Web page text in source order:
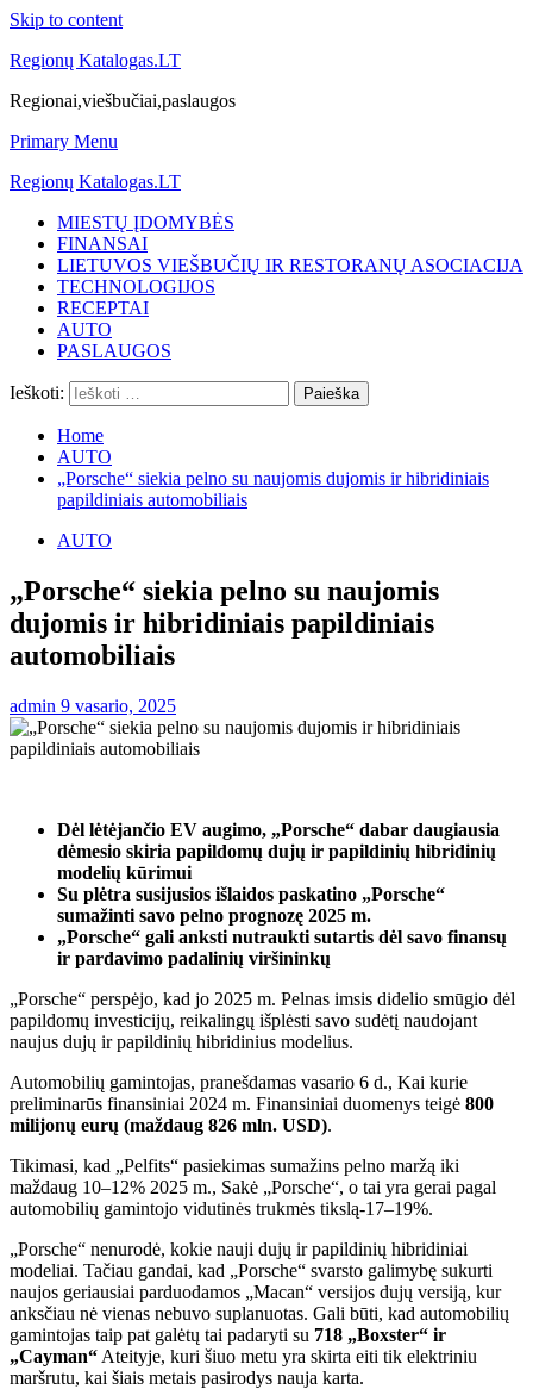
Skip to content
Regionų Katalogas.LT
Regionai,viešbučiai,paslaugos
Primary Menu
Regionų Katalogas.LT
MIESTŲ ĮDOMYBĖS
FINANSAI
LIETUVOS VIEŠBUČIŲ IR RESTORANŲ ASOCIACIJA
TECHNOLOGIJOS
RECEPTAI
AUTO
PASLAUGOS
Ieškoti:
Home
AUTO
„Porsche“ siekia pelno su naujomis dujomis ir hibridiniais
papildiniais automobiliais
AUTO
„Porsche“ siekia pelno su naujomis
dujomis ir hibridiniais papildiniais
automobiliais
admin 9 vasario, 2025
Dėl lėtėjančio EV augimo, „Porsche“ dabar daugiausia
dėmesio skiria papildomų dujų ir papildinių hibridinių
modelių kūrimui
Su plėtra susijusios išlaidos paskatino „Porsche“
sumažinti savo pelno prognozę 2025 m.
„Porsche“ gali anksti nutraukti sutartis dėl savo finansų
ir pardavimo padalinių viršininkų
„Porsche“ perspėjo, kad jo 2025 m. Pelnas imsis didelio smūgio dėl
papildomų investicijų, reikalingų išplėsti savo sudėtį naudojant
naujus dujų ir papildinių hibridinius modelius.
Automobilių gamintojas, pranešdamas vasario 6 d., Kai kurie
preliminarūs finansiniai 2024 m. Finansiniai duomenys teigė 800
milijonų eurų (maždaug 826 mln. USD).
Tikimasi, kad „Pelfits“ pasiekimas sumažins pelno maržą iki
maždaug 10–12% 2025 m., Sakė „Porsche“, o tai yra gerai pagal
automobilių gamintojo vidutinės trukmės tikslą-17–19%.
„Porsche“ nenurodė, kokie nauji dujų ir papildinių hibridiniai
modeliai. Tačiau gandai, kad „Porsche“ svarsto galimybę sukurti
naujos geriausiai parduodamos „Macan“ versijos dujų versiją, kur
anksčiau nė vienas nebuvo suplanuotas. Gali būti, kad automobilių
gamintojas taip pat galėtų tai padaryti su 718 „Boxster“ ir
„Cayman“ Ateityje, kuri šiuo metu yra skirta eiti tik elektriniu
maršrutu, kai šiais metais pasirodys nauja karta.